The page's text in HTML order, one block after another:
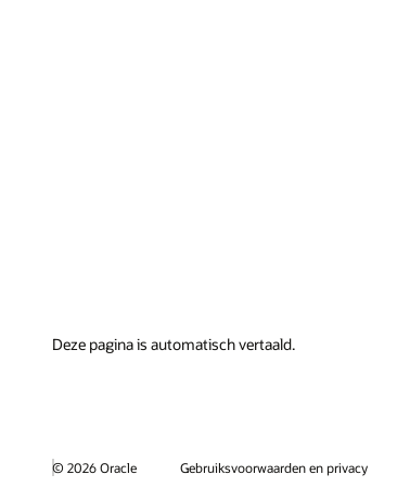
Deze pagina is automatisch vertaald.
© 2026 Oracle Gebruiksvoorwaarden en privacy